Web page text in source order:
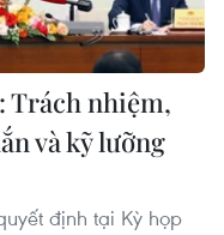
Trách nhiệm,
và kỹ lưỡng
định tại Kỳ họp